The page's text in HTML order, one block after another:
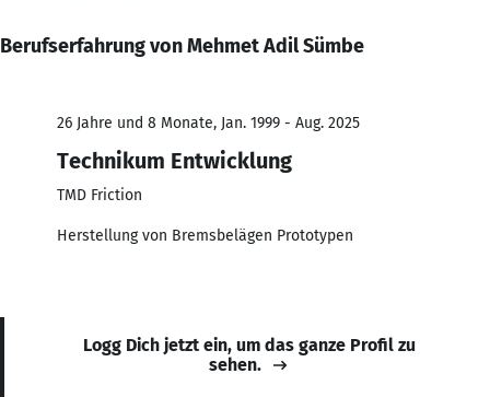
Berufserfahrung von Mehmet Adil Sümbe
26 Jahre und 8 Monate, Jan. 1999 - Aug. 2025
Technikum Entwicklung
TMD Friction
Herstellung von Bremsbelägen Prototypen
Logg Dich jetzt ein, um das ganze Profil zu
sehen.